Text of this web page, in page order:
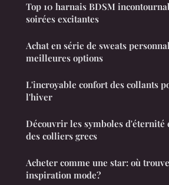
Top 10 harnais BDSM
soirées excitantes
Achat en série de sweats
meilleures options
L'incroyable confort des collants
l'hiver
Découvrir les symboles d'éternité
des colliers grecs
Acheter comme une star: où
inspiration mode?